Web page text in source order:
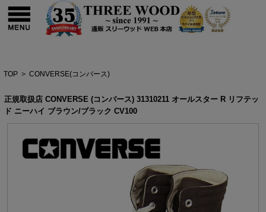
TOP > CONVERSE(コンバース)
正規取扱店 CONVERSE (コンバース) 31310211 オールスター R リフテッ
ド ニーハイ ブラウン/ブラック CV100